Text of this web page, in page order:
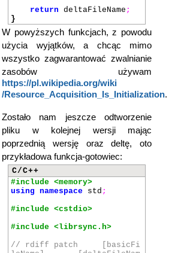
char * signatureFileName
)
{
shared_ptr
FILE
sig
natureFile=openFile(sign
atureFileName, "rb" );
rs_signature_t
sumset
Raw;
rs_stats_t stats;
rs_result result
get() &sumsetRaw &stats
);
shared_ptr
rs_signatu
re_t>sumset(sumsetRaw,r
s_free_sumset);
if(RS_DONE!=result)
{
throwruntime_error
( "Problem during loading s
+string rs_strerror
}
) ;
return deltaFileName ;
}
W powyższych funkcjach, z powodu
użycia wyjątków, a chcąc mimo
wszystko zagwarantować zwalnianie
zasobów używam
https://pl.wikipedia.org/wiki​
/Resource_Acquisition_Is_Initialization.
Zostało nam jeszcze odtworzenie
pliku w kolejnej wersji mając
poprzednią wersję oraz deltę, oto
przykładowa funkcja-gotowiec:
C/C++
#include <memory>
using namespace std ;
#include <cstdio>
#include <librsync.h>
// rdiff patch [basicFi